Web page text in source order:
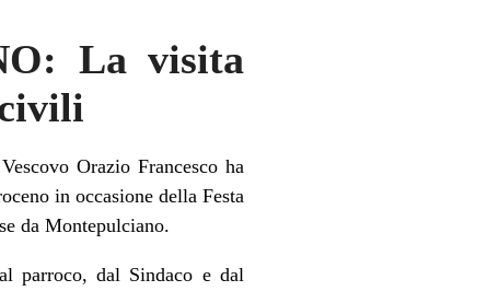
La visita
Orazio Francesco ha
in occasione della Festa
da Montepulciano.
parroco, dal Sindaco e dal